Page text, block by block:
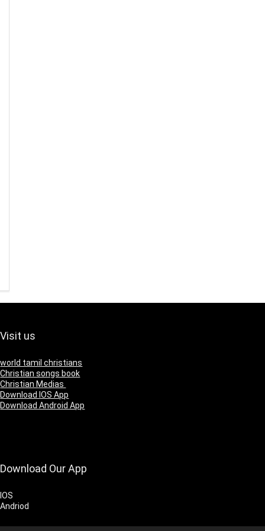
Visit us
world tamil christians
Christian songs book
Christian Medias
Download IOS App
Download Android App
Download Our App
IOS
Andriod